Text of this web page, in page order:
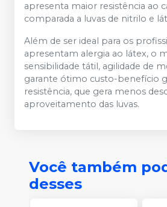
apresenta maior resistência ao
comparada a luvas de nitrilo e
Além de ser ideal para os
apresentam alergia ao látex, o
sensibilidade tátil, agilidade de
garante ótimo custo-benefício
resistência, que gera menos
aproveitamento das luvas.
Você também
desses